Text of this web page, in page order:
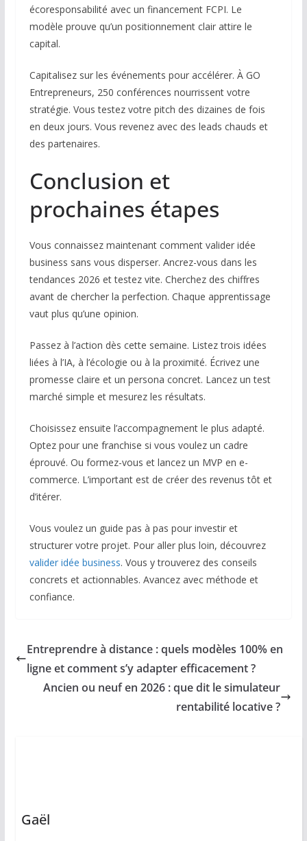
écoresponsabilité avec un financement FCPI. Le
modèle prouve qu’un positionnement clair attire le
capital.
Capitalisez sur les événements pour accélérer. À GO
Entrepreneurs, 250 conférences nourrissent votre
stratégie. Vous testez votre pitch des dizaines de fois
en deux jours. Vous revenez avec des leads chauds et
des partenaires.
Conclusion et
prochaines étapes
Vous connaissez maintenant comment valider idée
business sans vous disperser. Ancrez-vous dans les
tendances 2026 et testez vite. Cherchez des chiffres
avant de chercher la perfection. Chaque apprentissage
vaut plus qu’une opinion.
Passez à l’action dès cette semaine. Listez trois idées
liées à l’IA, à l’écologie ou à la proximité. Écrivez une
promesse claire et un persona concret. Lancez un test
marché simple et mesurez les résultats.
Choisissez ensuite l’accompagnement le plus adapté.
Optez pour une franchise si vous voulez un cadre
éprouvé. Ou formez-vous et lancez un MVP en e-
commerce. L’important est de créer des revenus tôt et
d’itérer.
Vous voulez un guide pas à pas pour investir et
structurer votre projet. Pour aller plus loin, découvrez
valider idée business. Vous y trouverez des conseils
concrets et actionnables. Avancez avec méthode et
confiance.
Entreprendre à distance : quels modèles 100% en
ligne et comment s’y adapter efficacement ?
Ancien ou neuf en 2026 : que dit le simulateur
rentabilité locative ?
Gaël